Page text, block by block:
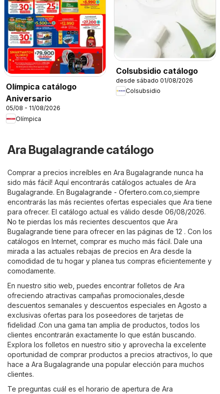
Olímpica catálogo
Aniversario
05/08 - 11/08/2026
Olímpica
Colsubsidio catálogo
desde sábado 01/08/2026
Colsubsidio
Ara Bugalagrande catálogo
Comprar a precios increíbles en Ara Bugalagrande nunca ha
sido más fácil! Aquí encontrarás catálogos actuales de Ara
Bugalagrande. En Bugalagrande - Ofertero.com.co ,siempre
encontrarás las más recientes ofertas especiales que Ara tiene
para ofrecer. El catálogo actual es válido desde 06/08/2026.
No te pierdas los más recientes descuentos que Ara
Bugalagrande tiene para ofrecer en las páginas de 12 . Con los
catálogos en Internet, comprar es mucho más fácil. Dale una
mirada a las actuales rebajas de precios en Ara desde la
comodidad de tu hogar y planea tus compras eficientemente y
comodamente.
En nuestro sitio web, puedes encontrar folletos de Ara
ofreciendo atractivas campañas promocionales,desde
descuentos semanales y descuentos especiales en Agosto a
exclusivas ofertas para los poseedores de tarjetas de
fidelidad .Con una gama tan amplia de productos, todos los
clientes encontrarán exactamente lo que están buscando.
Explora los folletos en nuestro sitio y aprovecha la excelente
oportunidad de comprar productos a precios atractivos, lo que
hace a Ara Bugalagrande una popular elección para muchos
clientes.
Te preguntas cuál es el horario de apertura de Ara